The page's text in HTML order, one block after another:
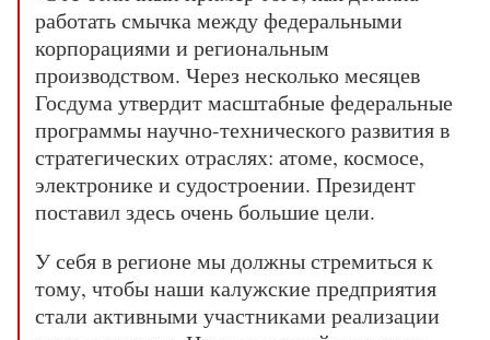
работать смычка между федеральными
корпорациями и региональным
производством. Через несколько месяцев
Госдума утвердит масштабные федеральные
программы научно-технического развития в
стратегических отраслях: атоме, космосе,
электронике и судостроении. Президент
поставил здесь очень большие цели.
У себя в регионе мы должны стремиться к
тому, чтобы наши калужские предприятия
стали активными участниками реализации